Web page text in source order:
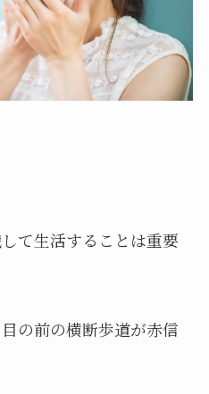
て生活することは重要
の前の横断歩道が赤信